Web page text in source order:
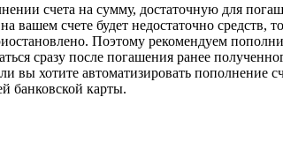
счета на сумму, достаточную для
вашем счете будет недостаточно средств,
Поэтому рекомендуем
сразу после погашения ранее
хотите автоматизировать пополнение
банковской карты.